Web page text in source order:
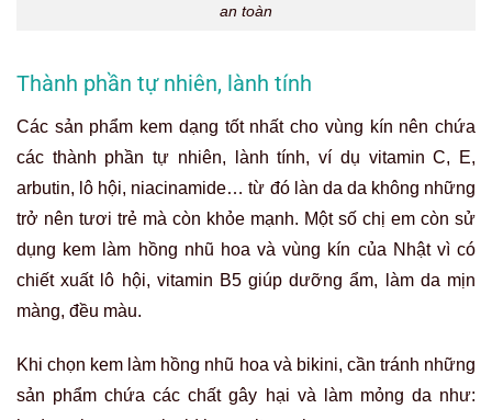
an toàn
Thành phần tự nhiên, lành tính
Các sản phẩm kem dạng tốt nhất cho vùng kín nên chứa
các thành phần tự nhiên, lành tính, ví dụ vitamin C, E,
arbutin, lô hội, niacinamide… từ đó làn da da không những
trở nên tươi trẻ mà còn khỏe mạnh. Một số chị em còn sử
dụng kem làm hồng nhũ hoa và vùng kín của Nhật vì có
chiết xuất lô hội, vitamin B5 giúp dưỡng ẩm, làm da mịn
màng, đều màu.
Khi chọn kem làm hồng nhũ hoa và bikini, cần tránh những
sản phẩm chứa các chất gây hại và làm mỏng da như: